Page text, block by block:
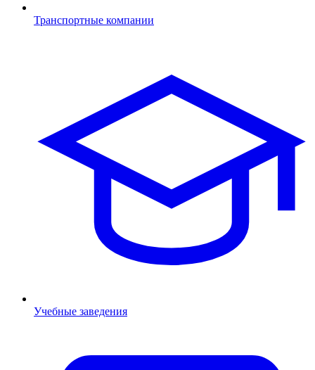
Транспортные компании
Учебные заведения